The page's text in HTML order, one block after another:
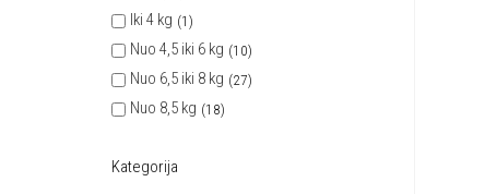
Iki 4 kg 1
Nuo 4,5 iki 6 kg 10
Nuo 6,5 iki 8 kg 27
Nuo 8,5 kg 18
Kategorija